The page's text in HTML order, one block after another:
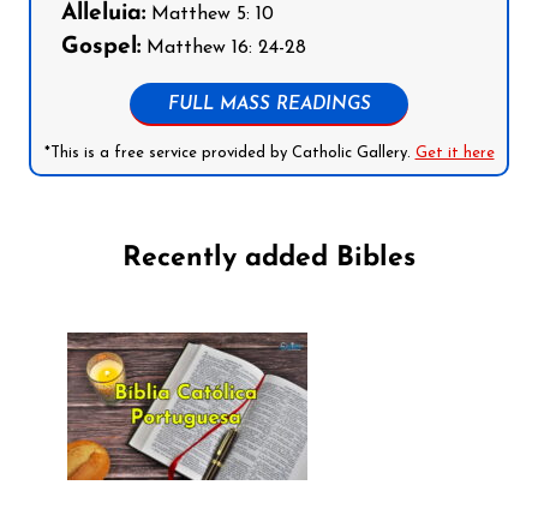
Alleluia: Matthew 5: 10
Gospel: Matthew 16: 24-28
FULL MASS READINGS
*This is a free service provided by Catholic Gallery. Get it here
Recently added Bibles